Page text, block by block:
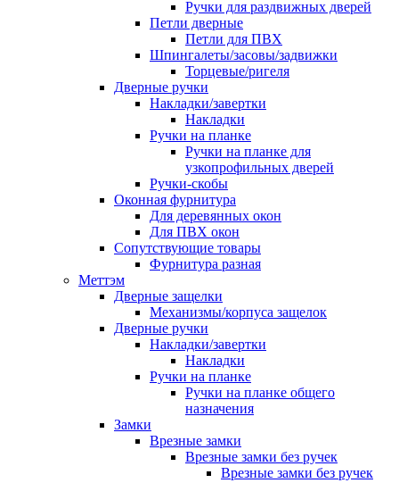
Ручки для раздвижных дверей
Петли дверные
Петли для ПВХ
Шпингалеты/засовы/задвижки
Торцевые/ригеля
Дверные ручки
Накладки/завертки
Накладки
Ручки на планке
Ручки на планке для
узкопрофильных дверей
Ручки-скобы
Оконная фурнитура
Для деревянных окон
Для ПВХ окон
Сопутствующие товары
Фурнитура разная
Меттэм
Дверные защелки
Механизмы/корпуса защелок
Дверные ручки
Накладки/завертки
Накладки
Ручки на планке
Ручки на планке общего
назначения
Замки
Врезные замки
Врезные замки без ручек
Врезные замки без ручек